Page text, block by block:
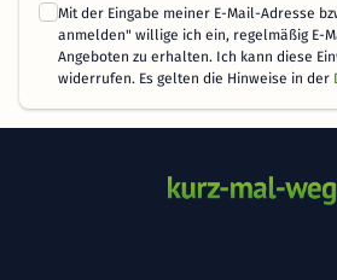
Mit der Eingabe meiner E-Mail-Adresse
anmelden" willige ich ein, regelmäßig E-
Angeboten zu erhalten. Ich kann diese
widerrufen. Es gelten die Hinweise in der